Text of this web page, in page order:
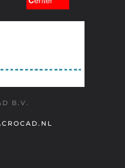
B.V.